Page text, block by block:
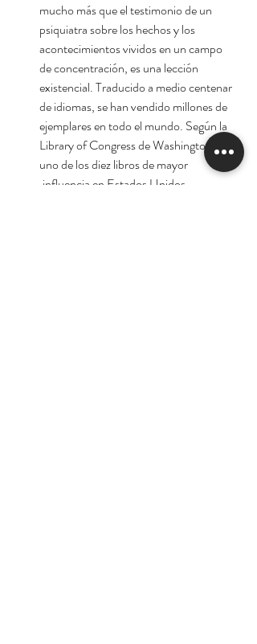
mucho más que el testimonio de un
psiquiatra sobre los hechos y los
acontecimientos vividos en un campo
de concentración, es una lección
existencial. Traducido a medio centenar
de idiomas, se han vendido millones de
ejemplares en todo el mundo. Según la
Library of Congress de Washington, es
uno de los diez libros de mayor
influencia en Estados Unidos.